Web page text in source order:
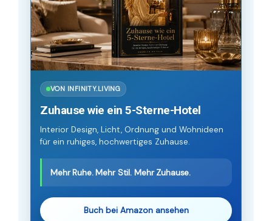
VON INFINITY.LIVING
Zuhause wie ein 5-Sterne-Hotel
Interior Design, Licht, Ordnung und Wohnideen
für ein ruhiges, hochwertiges Zuhause.
Mehr Ruhe. Mehr Stil. Mehr Zuhause.
Buch bei Amazon ansehen